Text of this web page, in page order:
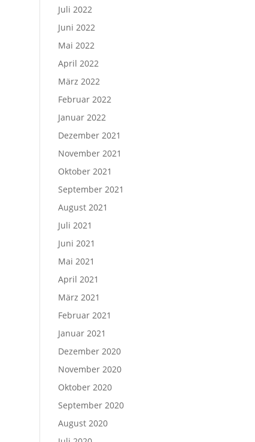
Juli 2022
Juni 2022
Mai 2022
April 2022
März 2022
Februar 2022
Januar 2022
Dezember 2021
November 2021
Oktober 2021
September 2021
August 2021
Juli 2021
Juni 2021
Mai 2021
April 2021
März 2021
Februar 2021
Januar 2021
Dezember 2020
November 2020
Oktober 2020
September 2020
August 2020